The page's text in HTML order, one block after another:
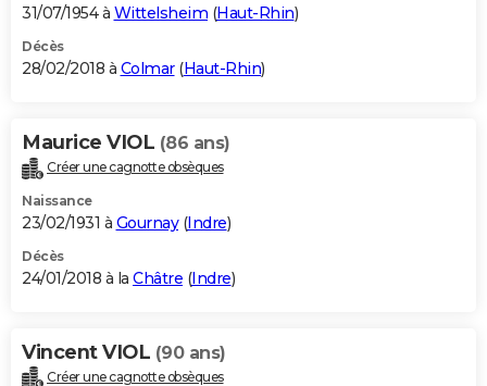
31/07/1954 à Wittelsheim (Haut-Rhin)
Décès
28/02/2018 à Colmar(Haut-Rhin)
Maurice VIOL (86 ans)
Créer une cagnotte obsèques
Naissance
23/02/1931 à Gournay(Indre)
Décès
24/01/2018 à la Châtre (Indre)
Vincent VIOL (90 ans)
Créer une cagnotte obsèques